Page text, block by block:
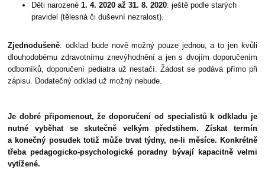
Děti narozené1. 4. 2020 až 31. 8. 2020: ještě podle starých
pravidel (tělesná či duševní nezralost).
Zjednodušeně: odklad bude nově možný pouze jednou, a to jen kvůli
dlouhodobému zdravotnímu znevýhodnění a jen s dvojím doporučením
odborníků, doporučení pediatra už nestačí. Žádost se podává přímo při
zápisu. Dodatečný odklad už možný nebude.
Je dobré připomenout, že doporučení od specialistů k odkladu je
nutné vyběhat se skutečně velkým předstihem. Získat termín
a konečný posudek totiž může trvat týdny, ne-li měsíce. Konkrétně
třeba pedagogicko-psychologické poradny bývají kapacitně velmi
vytížené.